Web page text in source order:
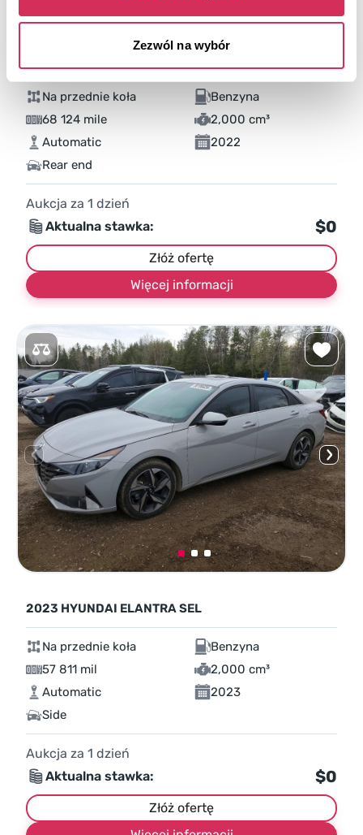
Zezwól na wybór
Na przednie koła
Benzyna
68 124 mile
2,000 cm³
Automatic
2022
Rear end
Aukcja za 1 dzień
Aktualna stawka:
$0
Złóż ofertę
Więcej informacji
2023 HYUNDAI ELANTRA SEL
Na przednie koła
Benzyna
57 811 mil
2,000 cm³
Automatic
2023
Side
Aukcja za 1 dzień
Aktualna stawka:
$0
Złóż ofertę